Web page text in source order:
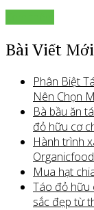
Bài Viết Mới
Phân Biệt
Nên Chọn
Bà bầu ăn
đỏ hữu cơ
Hành trình
Mua hạt
Táo đỏ hữu
sắc đẹp từ